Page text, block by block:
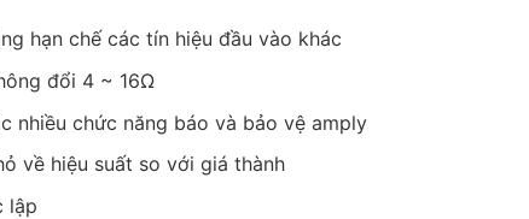
hạn chế các tín hiệu đầu vào khác
đổi 4 ~ 16Ω
nhiều chức năng báo và bảo vệ amply
về hiệu suất so với giá thành
lập